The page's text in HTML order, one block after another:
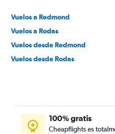
Vuelos a Redmond
Vuelos a Rodas
Vuelos desde Redmond
Vuelos desde Rodas
100% gratis
Cheapflights es